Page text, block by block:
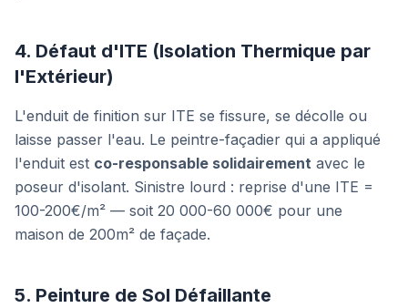
4. Défaut d'ITE (Isolation Thermique par
l'Extérieur)
L'enduit de finition sur ITE se fissure, se décolle ou
laisse passer l'eau. Le peintre-façadier qui a appliqué
l'enduit est co-responsable solidairement avec le
poseur d'isolant. Sinistre lourd : reprise d'une ITE =
100-200€/m² — soit 20 000-60 000€ pour une
maison de 200m² de façade.
5. Peinture de Sol Défaillante